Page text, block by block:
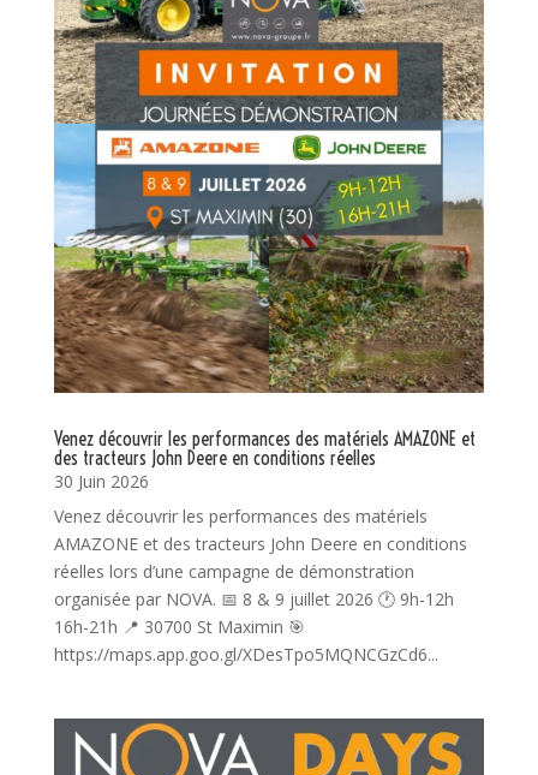
Venez découvrir les performances des matériels AMAZONE et
des tracteurs John Deere en conditions réelles
30 Juin 2026
Venez découvrir les performances des matériels
AMAZONE et des tracteurs John Deere en conditions
réelles lors d’une campagne de démonstration
organisée par NOVA. 📅 8 & 9 juillet 2026 🕐 9h-12h
16h-21h 📍 30700 St Maximin 🎯
https://maps.app.goo.gl/XDesTpo5MQNCGzCd6...